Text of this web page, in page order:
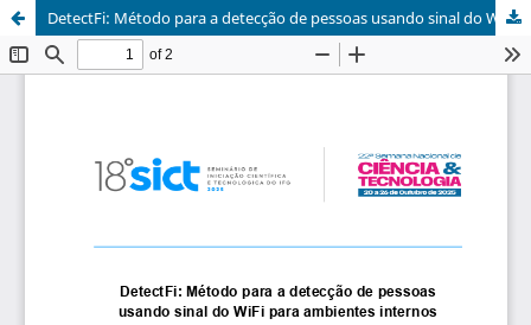
DetectFi: Método para a detecção de pessoas usando sinal do WiFi para ambientes internos